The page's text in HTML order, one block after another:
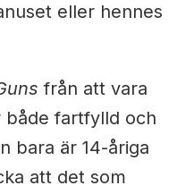
eller hennes
från att vara
både fartfylld och
bara är 14-åriga
att det som